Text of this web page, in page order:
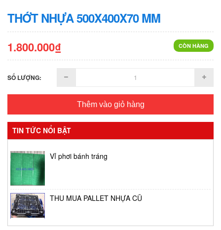
THỚT NHỰA 500X400X70 MM
CÒN HÀNG
1.800.000₫
SỐ LƯỢNG:
Thêm vào giỏ hàng
TIN TỨC NỔI BẬT
Vỉ phơi bánh tráng
THU MUA PALLET NHỰA CŨ